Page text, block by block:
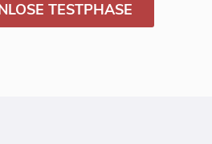
TESTPHASE